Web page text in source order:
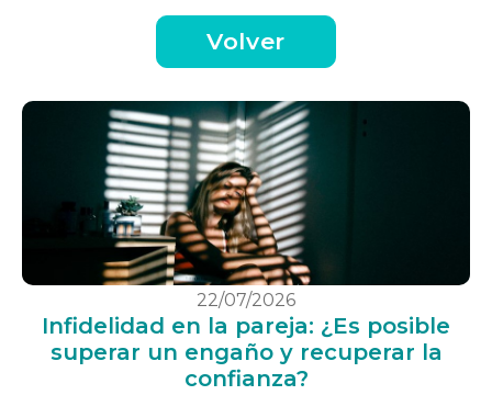
Volver
22/07/2026
Infidelidad en la pareja: ¿Es posible
superar un engaño y recuperar la
confianza?